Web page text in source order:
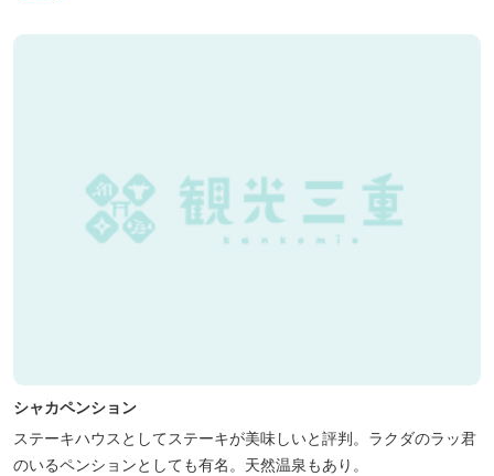
われています。 伊賀上野城や伊賀流忍者博物館から徒歩わずか10
シャカペンション
ステーキハウスとしてステーキが美味しいと評判。ラクダのラッ君
のいるペンションとしても有名。天然温泉もあり。